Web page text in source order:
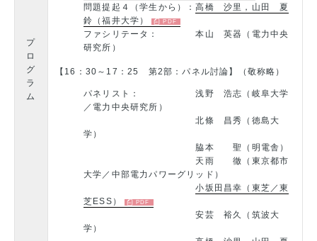
プ
ロ
グ
ラ
ム
問題提起４（学生から）：高橋 沙里，山田 夏
鈴（福井大学）
ファシリテータ： 本山 英器（電力中央
研究所）
【16：30～17：25 第2部：パネル討論】（敬称略）
パネリスト： 浅野 浩志（岐阜大学
／電力中央研究所）
北條 昌秀（徳島大
学）
脇本 聖（明電舎）
天雨 徹（東京都市
大学／中部電力パワーグリッド）
小坂田昌幸（東芝／東
芝ESS）
安芸 裕久（筑波大
学）